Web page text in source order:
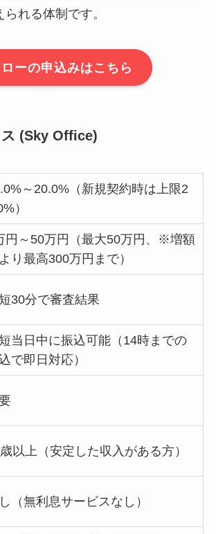
れる体制です。
ーの申込みはこちら
ス (Sky Office)
～20.0%（新規契約時は上限2
）
円～50万円（最大50万円、※増額
り最高300万円まで）
30分で審査結果
当日中に振込可能（14時までの
で即日対応）
以上（安定した収入がある方）
（無利息サービスなし）